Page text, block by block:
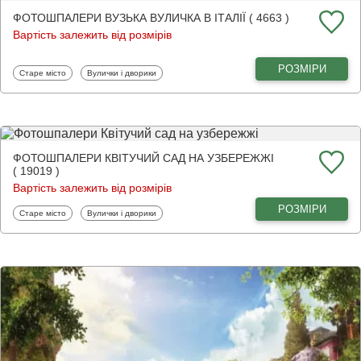
ФОТОШПАЛЕРИ ВУЗЬКА ВУЛИЧКА В ІТАЛІЇ ( 4663 )
Вартість залежить від розмірів
Фотошпалери
Старе місто Фотошпалери
Вулички і дворики РОЗМІРИ
ФОТОШПАЛЕРИ КВІТУЧИЙ САД НА УЗБЕРЕЖЖІ
( 19019 )
Вартість залежить від розмірів
Фотошпалери
Старе місто Фотошпалери
Вулички і дворики РОЗМІРИ